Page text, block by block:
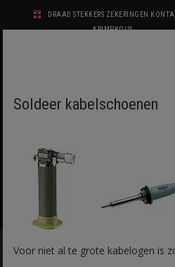
DRAAD STEKKERS ZEKERINGEN
KRIMPKOUS
Soldeer kabelschoenen
Voor niet al te grote kabelogen is